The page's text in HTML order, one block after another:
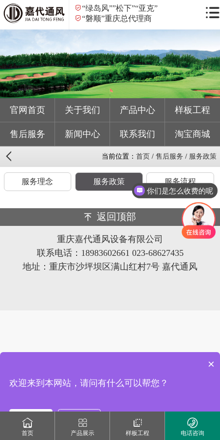
“绿岛风””松下”“亚克”
“磐顺”重庆总代理商
官网首页 关于我们 产品中心 样板工程
售后服务 新闻中心 联系我们 淘宝商城
当前位置： 首页 / 售后服务 / 服务政策
服务理念 服务政策 服务流程
返回顶部
重庆嘉代通风设备有限公司
联系电话：18983602661 023-68627435
地址：重庆市沙坪坝区满山红村7号 嘉代通风
首页 产品展示 样板工程 电话咨询
你们是怎么收费的呢
×
欢迎来到本网站，请问有什么可以帮您？
现在咨询 稍后再说